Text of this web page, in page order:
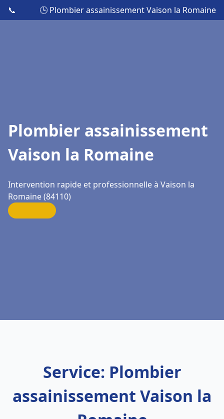
📞 🕒 Plombier assainissement Vaison la Romaine
Plombier assainissement
Vaison la Romaine
Intervention rapide et professionnelle à Vaison la
Romaine (84110)
Service: Plombier
assainissement Vaison la